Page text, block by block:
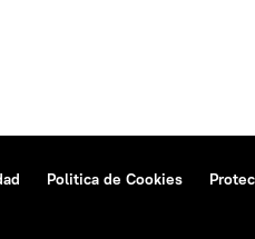
Politica de Cookies